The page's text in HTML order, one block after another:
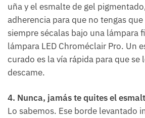
uña y el esmalte de gel
adherencia para que no tengas
siempre sécalas bajo una lámpara
lámpara LED Chroméclair Pro. Un
curado es la vía rápida para que se
descame.
4. Nunca, jamás te quites el
Lo sabemos. Ese borde levantado